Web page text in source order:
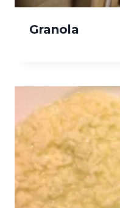
Granola